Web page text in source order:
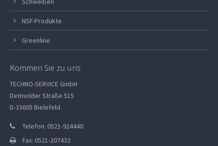
NSF-Produkte
Greenline
Kommen Sie zu uns
TECHNO-SERVICE GmbH
Detmolder Straße 515
D-33605 Bielefeld
Telefon: 0521-924440
Fax: 0521-207432